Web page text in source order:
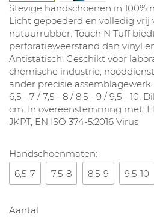
Stevige handschoenen in
Licht gepoederd en volledig vrij
natuurrubber. Touch N Tuff
perforatieweerstand dan vinyl
Antistatisch. Geschikt voor
chemische industrie,
ander precisie
6,5 - 7 / 7,5 - 8 / 8,5 - 9 / 9,5 - 10.
cm. In overeenstemming met:
JKPT, EN ISO 374-5:2016 Virus
Handschoenmaten:
6,5-7
7,5-8 8,5-9 9,5-10
Aantal